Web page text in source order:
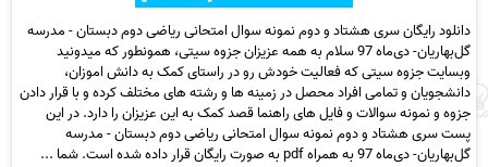
دانلود رایگان سری هشتاد و دوم نمونه سوال امتحانی ریاضی دوم دبستان - مدرسه
گل‌بهاریان- دی‌ماه 97 سلام به همه عزیزان جزوه سیتی، همونطور که میدونید
وبسایت جزوه سیتی که فعالیت خودش رو در راستای کمک به دانش اموزان،
دانشجویان و تمامی افراد محصل در زمینه ها و رشته های مختلف کرده و با قرار دادن
جزوه و نمونه سوالات و فایل های راهنما قصد کمک به این عزیزان را دارد. در این
پست سری هشتاد و دوم نمونه سوال امتحانی ریاضی دوم دبستان - مدرسه
گل‌بهاریان- دی‌ماه 97 به همراه pdf به صورت رایگان قرار داده شده است. شما ...